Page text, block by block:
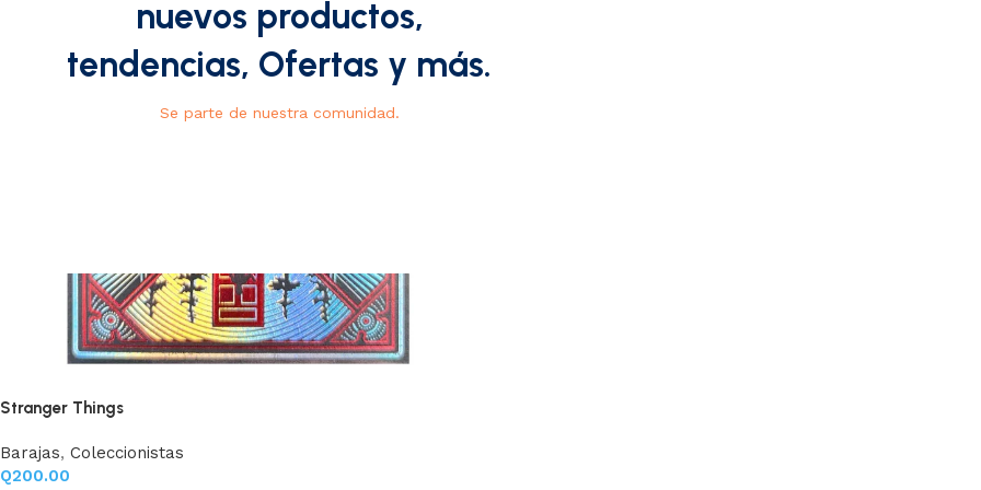
nuevos productos,
tendencias, Ofertas y más.
Se parte de nuestra comunidad.
Stranger Things
Barajas, Coleccionistas
Q200.00